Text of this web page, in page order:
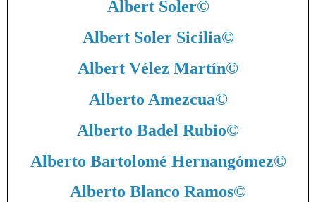
Albert Soler©
Albert Soler Sicilia©
Albert Vélez Martín©
Alberto Amezcua©
Alberto Badel Rubio©
Alberto Bartolomé Hernangómez©
Alberto Blanco Ramos©